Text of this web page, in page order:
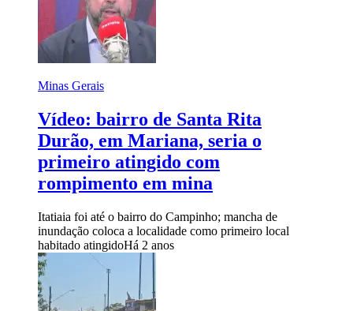
Minas Gerais
Vídeo: bairro de Santa Rita
Durão, em Mariana, seria o
primeiro atingido com
rompimento em mina
Itatiaia foi até o bairro do Campinho; mancha de
inundação coloca a localidade como primeiro local
habitado atingidoHá 2 anos